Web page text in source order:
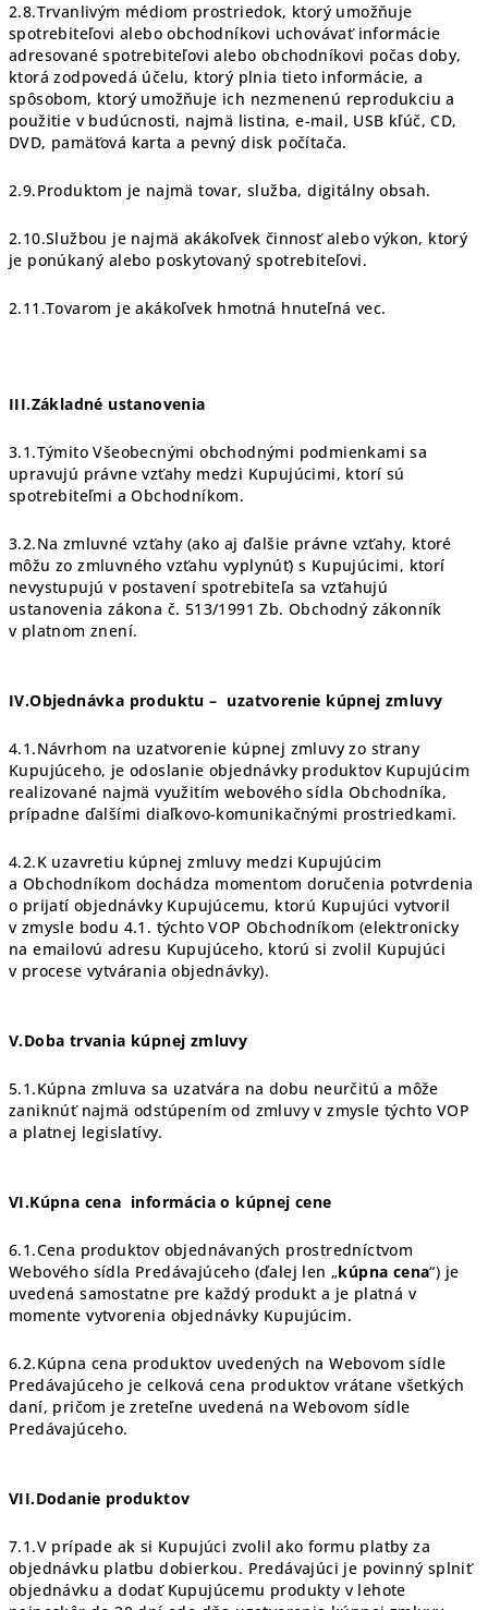
2.8.Trvanlivým médiom prostriedok, ktorý umožňuje
spotrebiteľovi alebo obchodníkovi uchovávať informácie
adresované spotrebiteľovi alebo obchodníkovi počas doby,
ktorá zodpovedá účelu, ktorý plnia tieto informácie, a
spôsobom, ktorý umožňuje ich nezmenenú reprodukciu a
použitie v budúcnosti, najmä listina, e-mail, USB kľúč, CD,
DVD, pamäťová karta a pevný disk počítača.
2.9.Produktom je najmä tovar, služba, digitálny obsah.
2.10.Službou je najmä akákoľvek činnosť alebo výkon, ktorý
je ponúkaný alebo poskytovaný spotrebiteľovi.
2.11.Tovarom jeakákoľvek hmotná hnuteľná vec.
III.Základné ustanovenia
3.1.Týmito Všeobecnými obchodnými podmienkami sa
upravujú právne vzťahy medzi Kupujúcimi, ktorí sú
spotrebiteľmi a Obchodníkom.
3.2.Na zmluvné vzťahy (ako aj ďalšie právne vzťahy, ktoré
môžu zo zmluvného vzťahu vyplynúť) s Kupujúcimi, ktorí
nevystupujú v postavení spotrebiteľa sa vzťahujú
ustanovenia zákona č. 513/1991 Zb. Obchodný zákonník
v platnom znení.
IV.Objednávka produktu – uzatvorenie kúpnej zmluvy
4.1.Návrhom na uzatvorenie kúpnej zmluvy zo strany
Kupujúceho, je odoslanie objednávky produktov Kupujúcim
realizované najmä využitím webového sídla Obchodníka,
prípadne ďalšími diaľkovo-komunikačnými prostriedkami.
4.2.K uzavretiu kúpnej zmluvy medzi Kupujúcim
a Obchodníkom dochádza momentom doručenia potvrdenia
o prijatí objednávky Kupujúcemu, ktorú Kupujúci vytvoril
v zmysle bodu 4.1. týchto VOP Obchodníkom (elektronicky
na emailovú adresu Kupujúceho, ktorú si zvolil Kupujúci
v procese vytvárania objednávky).
V.Doba trvania kúpnej zmluvy
5.1.Kúpna zmluva sa uzatvára na dobu neurčitú a môže
zaniknúť najmä odstúpením od zmluvy v zmysle týchto VOP
a platnej legislatívy.
VI.Kúpna cena informácia o kúpnej cene
6.1.Cena produktov objednávaných prostredníctvom
Webového sídla Predávajúceho (ďalej len „kúpna cena“) je
uvedená samostatne pre každý produkt a je platná v
momente vytvorenia objednávky Kupujúcim.
6.2.Kúpna cena produktov uvedených na Webovom sídle
Predávajúceho je celková cena produktov vrátane všetkých
daní, pričom je zreteľne uvedená na Webovom sídle
Predávajúceho.
VII.Dodanie produktov
7.1.V prípade ak si Kupujúci zvolil ako formu platby za
objednávku platbu dobierkou. Predávajúci je povinný splniť
objednávku a dodať Kupujúcemu produkty v lehote